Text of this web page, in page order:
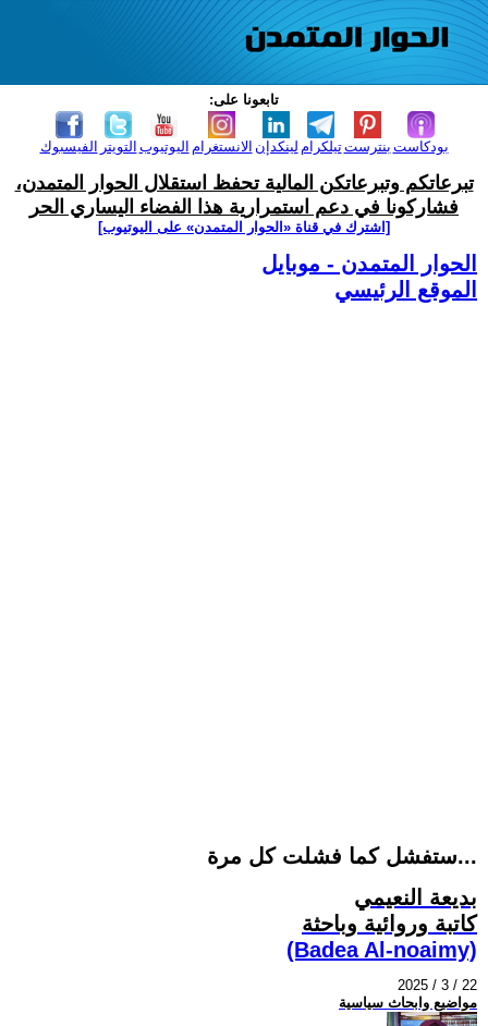
تابعونا على:
الفيسبوك التويتر اليوتيوب الانستغرام لينكدإن تيلكرامبنترست بودكاست
تبرعاتكم وتبرعاتكن المالية تحفظ استقلال الحوار المتمدن،
فشاركونا في دعم استمرارية هذا الفضاء اليساري الحر
[اشترك في قناة ‫«الحوار المتمدن» على اليوتيوب]
الحوار المتمدن - موبايل
الموقع الرئيسي
ستفشل كما فشلت كل مرة...
بديعة النعيمي
كاتبة وروائية وباحثة
(Badea Al-noaimy)
2025 / 3 / 22
مواضيع وابحاث سياسية